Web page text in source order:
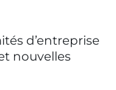
d’entreprise
nouvelles